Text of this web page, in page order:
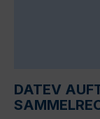
DATEV